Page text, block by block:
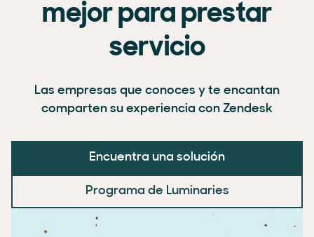
mejor para prestar
servicio
Las empresas que conoces y te encantan
comparten su experiencia con Zendesk
Encuentra una solución
Programa de Luminaries